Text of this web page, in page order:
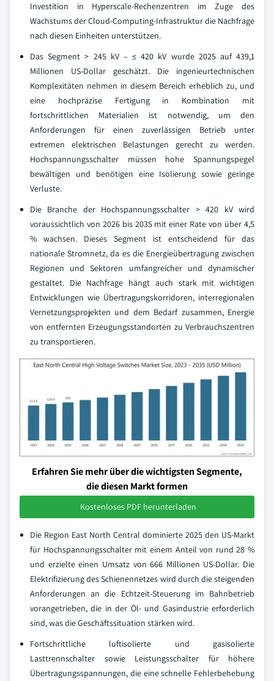
Investition in Hyperscale-Rechenzentren im Zuge des
Wachstums der Cloud-Computing-Infrastruktur die Nachfrage
nach diesen Einheiten unterstützen.
Das Segment > 245 kV – ≤ 420 kV wurde 2025 auf 439,1
Millionen US-Dollar geschätzt. Die ingenieurtechnischen
Komplexitäten nehmen in diesem Bereich erheblich zu, und
eine hochpräzise Fertigung in Kombination mit
fortschrittlichen Materialien ist notwendig, um den
Anforderungen für einen zuverlässigen Betrieb unter
extremen elektrischen Belastungen gerecht zu werden.
Hochspannungsschalter müssen hohe Spannungspegel
bewältigen und benötigen eine Isolierung sowie geringe
Verluste.
Die Branche der Hochspannungsschalter > 420 kV wird
voraussichtlich von 2026 bis 2035 mit einer Rate von über 4,5
% wachsen. Dieses Segment ist entscheidend für das
nationale Stromnetz, da es die Energieübertragung zwischen
Regionen und Sektoren umfangreicher und dynamischer
gestaltet. Die Nachfrage hängt auch stark mit wichtigen
Entwicklungen wie Übertragungskorridoren, interregionalen
Vernetzungsprojekten und dem Bedarf zusammen, Energie
von entfernten Erzeugungsstandorten zu Verbrauchszentren
zu transportieren.
Erfahren Sie mehr über die wichtigsten Segmente,
die diesen Markt formen
Kostenloses PDF herunterladen
Die Region East North Central dominierte 2025 den US-Markt
für Hochspannungsschalter mit einem Anteil von rund 28 %
und erzielte einen Umsatz von 666 Millionen US-Dollar. Die
Elektrifizierung des Schienennetzes wird durch die steigenden
Anforderungen an die Echtzeit-Steuerung im Bahnbetrieb
vorangetrieben, die in der Öl- und Gasindustrie erforderlich
sind, was die Geschäftssituation stärken wird.
Fortschrittliche luftisolierte und gasisolierte
Lasttrennschalter sowie Leistungsschalter für höhere
Übertragungsspannungen, die eine schnelle Fehlerbehebung